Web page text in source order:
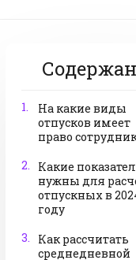
1.
На какие виды
отпусков имеет
право
2.
Какие
нужны для
отпускных в
году
3.
Как рассчитать
среднедневной